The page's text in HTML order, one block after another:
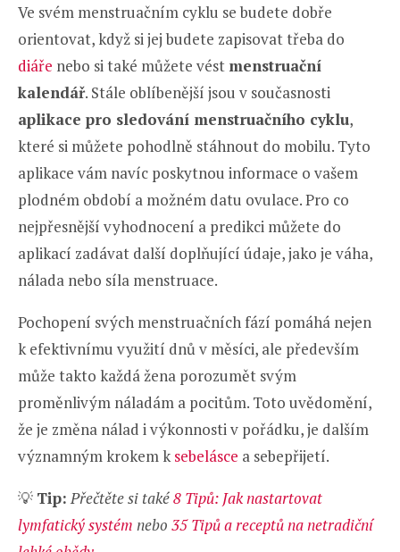
Ve svém menstruačním cyklu se budete dobře
orientovat, když si jej budete zapisovat třeba do
diáře nebo si také můžete vést menstruační
kalendář. Stále oblíbenější jsou v současnosti
aplikace pro sledování menstruačního cyklu,
které si můžete pohodlně stáhnout do mobilu. Tyto
aplikace vám navíc poskytnou informace o vašem
plodném období a možném datu ovulace. Pro co
nejpřesnější vyhodnocení a predikci můžete do
aplikací zadávat další doplňující údaje, jako je váha,
nálada nebo síla menstruace.
Pochopení svých menstruačních fází pomáhá nejen
k efektivnímu využití dnů v měsíci, ale především
může takto každá žena porozumět svým
proměnlivým náladám a pocitům. Toto uvědomění,
že je změna nálad i výkonnosti v pořádku, je dalším
významným krokem ksebelásce a sebepřijetí.
💡 Tip: Přečtěte si také8 Tipů: Jak nastartovat
lymfatický systém nebo 35 Tipů a receptů na netradiční